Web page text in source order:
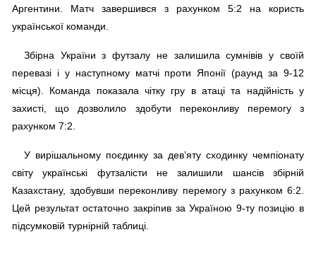
Аргентини. Матч завершився з рахунком 5:2 на користь
української команди.
Збірна України з футзалу не залишила сумнівів у своїй
перевазі і у наступному матчі проти Японії (раунд за 9-12
місця). Команда показала чітку гру в атаці та надійність у
захисті, що дозволило здобути переконливу перемогу з
рахунком 7:2.
У вирішальному поєдинку за дев’яту сходинку чемпіонату
світу українські футзалісти не залишили шансів збірній
Казахстану, здобувши переконливу перемогу з рахунком 6:2.
Цей результат остаточно закріпив за Україною 9-ту позицію в
підсумковій турнірній таблиці.